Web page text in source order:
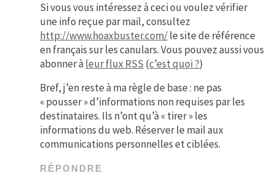
Si vous vous intéressez à ceci ou voulez vérifier
une info reçue par mail, consultez
http://www.hoaxbuster.com/le site de référence
en français sur les canulars. Vous pouvez aussi vous
abonner àleur flux RSS (c’est quoi ?)
Bref, j’en reste à ma règle de base : ne pas
« pousser » d’informations non requises par les
destinataires. Ils n’ont qu’à « tirer » les
informations du web. Réserver le mail aux
communications personnelles et ciblées.
RÉPONDRE